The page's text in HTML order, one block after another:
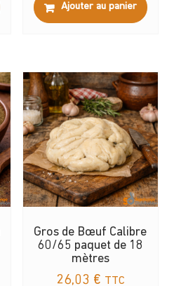
Ajouter au panier
Gros de Bœuf Calibre
60/65 paquet de 18
mètres
26,03 € TTC